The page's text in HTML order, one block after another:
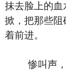
抹去脸上的
掀，把那些
着前进。
惨叫声，